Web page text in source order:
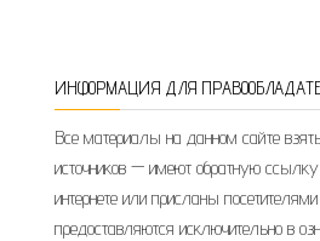
ИНФОРМАЦИЯ ДЛЯ
Все материалы на данном сайте
источников — имеют обратную
интернете или присланы
предоставляются исключительно в